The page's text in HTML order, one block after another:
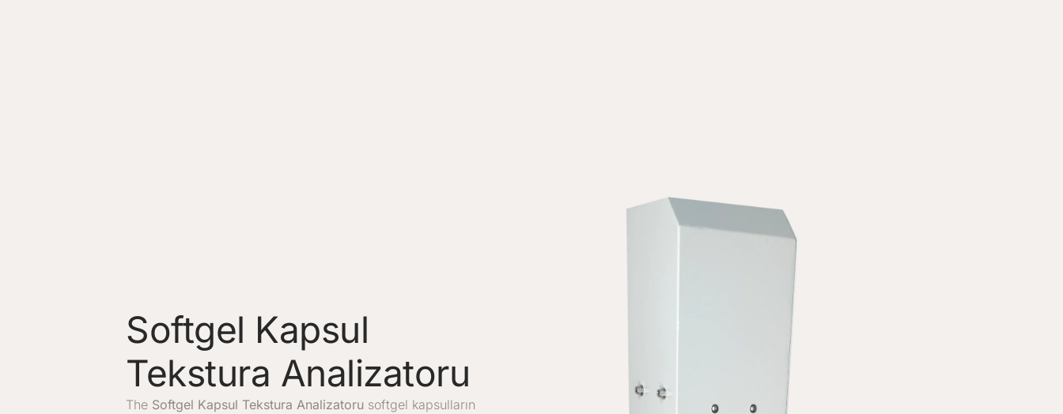
Softgel Kapsul
Tekstura Analizatoru
The Softgel Kapsul Tekstura Analizatoru softgel kapsulların